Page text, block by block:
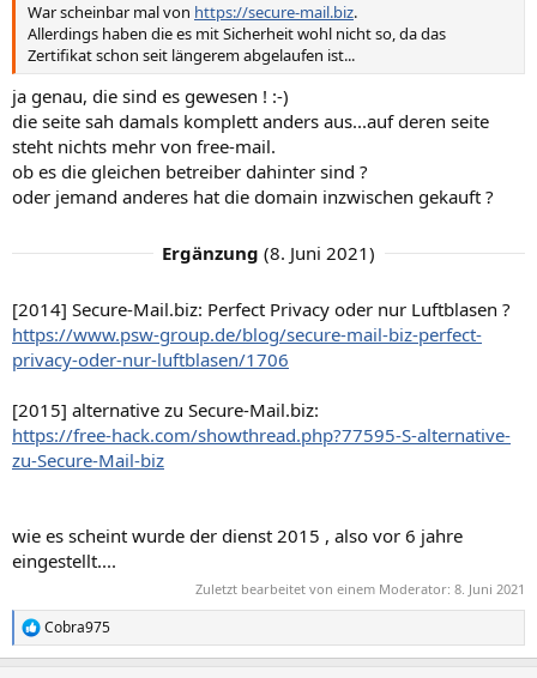
War scheinbar mal von https://secure-mail.biz.
Allerdings haben die es mit Sicherheit wohl nicht so, da das
Zertifikat schon seit längerem abgelaufen ist...
ja genau, die sind es gewesen ! :-)
die seite sah damals komplett anders aus...auf deren seite
steht nichts mehr von free-mail.
ob es die gleichen betreiber dahinter sind ?
oder jemand anderes hat die domain inzwischen gekauft ?
Ergänzung (8. Juni 2021)
[2014] Secure-Mail.biz: Perfect Privacy oder nur Luftblasen ?
https://www.psw-group.de/blog/secure-mail-biz-perfect-
privacy-oder-nur-luftblasen/1706
[2015] alternative zu Secure-Mail.biz:
https://free-hack.com/showthread.php?77595-S-alternative-
zu-Secure-Mail-biz
wie es scheint wurde der dienst 2015 , also vor 6 jahre
eingestellt....
Zuletzt bearbeitet von einem Moderator: 8. Juni 2021
R
e
Cobra975